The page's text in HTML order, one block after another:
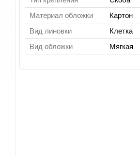
Материал обложки
Картон
Вид линовки
Клетка
Вид обложки
Мягкая